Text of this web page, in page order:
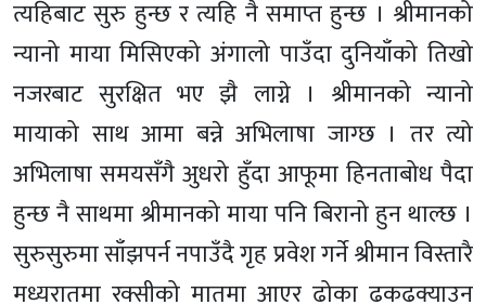
त्यहिबाट सुरु हुन्छ र त्यहि नै समाप्त हुन्छ । श्रीमानको
न्यानो माया मिसिएको अंगालो पाउँदा दुनियाँको तिखो
नजरबाट सुरक्षित भए झै लाग्ने । श्रीमानको न्यानो
मायाको साथ आमा बन्ने अभिलाषा जाग्छ । तर त्यो
अभिलाषा समयसँगै अुधरो हुँदा आफूमा हिनताबोध पैदा
हुन्छ नै साथमा श्रीमानको माया पनि बिरानो हुन थाल्छ ।
सुरुसुरुमा साँझपर्न नपाउँदै गृह प्रवेश गर्ने श्रीमान विस्तारै
मध्यरातमा रक्सीको मातमा आएर ढोका ढकढक्याउन